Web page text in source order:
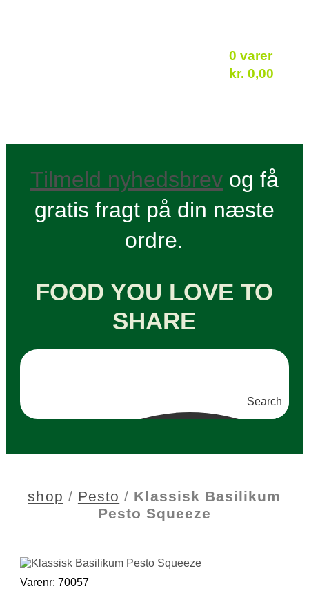
0 varer
kr. 0,00
Tilmeld nyhedsbrevog få
gratis fragt på din næste
ordre.
FOOD YOU LOVE TO
SHARE
Search
shop / Pesto / Klassisk Basilikum
Pesto Squeeze
Varenr: 70057